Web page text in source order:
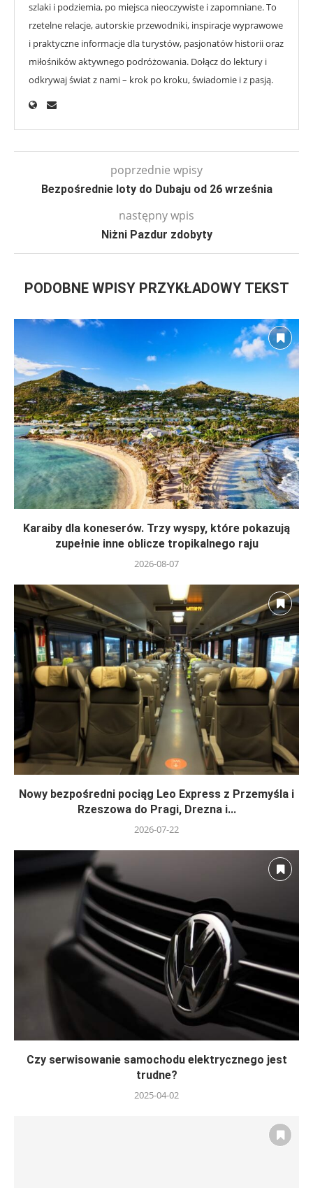
szlaki i podziemia, po miejsca nieoczywiste i zapomniane. To
rzetelne relacje, autorskie przewodniki, inspiracje wyprawowe
i praktyczne informacje dla turystów, pasjonatów historii oraz
miłośników aktywnego podróżowania. Dołącz do lektury i
odkrywaj świat z nami – krok po kroku, świadomie i z pasją.
poprzednie wpisy
Bezpośrednie loty do Dubaju od 26 września
następny wpis
Niżni Pazdur zdobyty
PODOBNE WPISY PRZYKŁADOWY TEKST
Karaiby dla koneserów. Trzy wyspy, które pokazują
zupełnie inne oblicze tropikalnego raju
2026-08-07
Nowy bezpośredni pociąg Leo Express z Przemyśla i
Rzeszowa do Pragi, Drezna i...
2026-07-22
Czy serwisowanie samochodu elektrycznego jest
trudne?
2025-04-02